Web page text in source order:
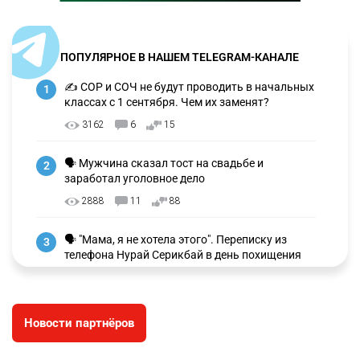
ПОПУЛЯРНОЕ В НАШЕМ TELEGRAM-КАНАЛЕ
1
✍️ СОР и СОЧ не будут проводить в начальных
классах с 1 сентября. Чем их заменят?
3162 6 15
2
🗣 Мужчина сказал тост на свадьбе и
заработал уголовное дело
2888 11 88
3
🗣 "Мама, я не хотела этого". Переписку из
телефона Нурай Серикбай в день похищения
зачитали в суде
⚠️ Доброе утро, друзья! Предлагаем обзор
главных новостей за 4 августа
Новости партнёров